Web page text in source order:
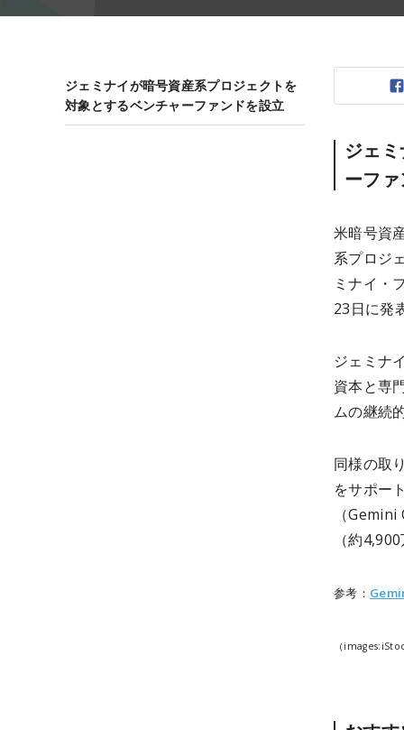
ジェ
ーフ
米暗号資
系プロジ
ミナイ・
23日に発
ジェミナ
資本と専
ムの継続
同様の取
をサポー
（
（約
参考：
（
ジェミナイが暗号資産系プロジェクトを
対象とするベンチャーファンドを設立